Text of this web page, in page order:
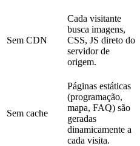
Sem CDN
Cada visitante
busca imagens,
CSS, JS direto do
servidor de
origem.
Sem cache
Páginas estáticas
(programação,
mapa, FAQ) são
geradas
dinamicamente a
cada visita.